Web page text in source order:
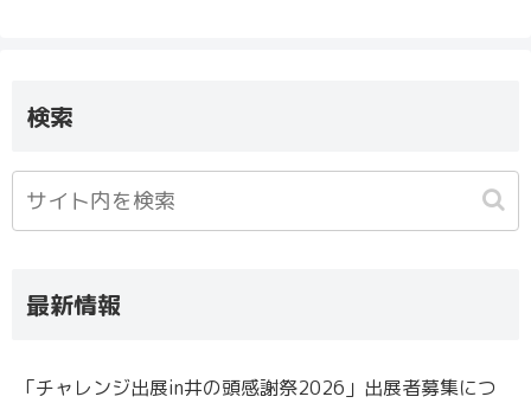
検索
最新情報
「チャレンジ出展in井の頭感謝祭2026」出展者募集につ